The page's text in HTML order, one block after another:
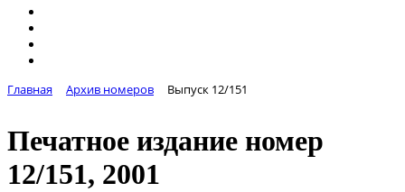
Главная Архив номеров Выпуск 12/151
Печатное издание номер
12/151, 2001